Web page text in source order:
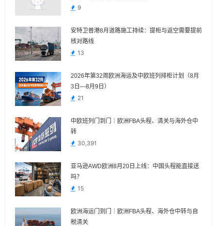
9
安特卫普港8月道路施工持续：提柜与返空需要提前
核对路线
13
2026年第32周欧洲海运及中欧班列排柜计划（8月
3日—8月9日）
21
中欧班列门到门｜欧洲FBA头程、清关与海外仓中
转
30,391
亚马逊AWD欧洲8月20日上线：中国头程能直接送
吗？
15
欧洲海运门到门｜欧洲FBA头程、海外仓中转与自
税清关